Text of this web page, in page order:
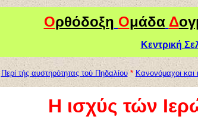
Ορθόδοξη Ομάδα Δ
Κεντρική
Περί τής αυστηρότητας τού Πηδαλίου* Κανονόμαχοι και
Η ισχύς τών